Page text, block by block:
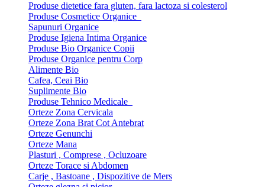
Produse dietetice fara gluten, fara lactoza si colesterol
Produse Cosmetice Organice
Sapunuri Organice
Produse Igiena Intima Organice
Produse Bio Organice Copii
Produse Organice pentru Corp
Alimente Bio
Cafea, Ceai Bio
Suplimente Bio
Produse Tehnico Medicale
Orteze Zona Cervicala
Orteze Zona Brat Cot Antebrat
Orteze Genunchi
Orteze Mana
Plasturi , Comprese , Ocluzoare
Orteze Torace si Abdomen
Carje , Bastoane , Dispozitive de Mers